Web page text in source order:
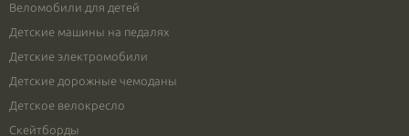
Веломобили для детей
Детские машины на педалях
Детские электромобили
Детские дорожные чемоданы
Детское велокресло
Скейтборды